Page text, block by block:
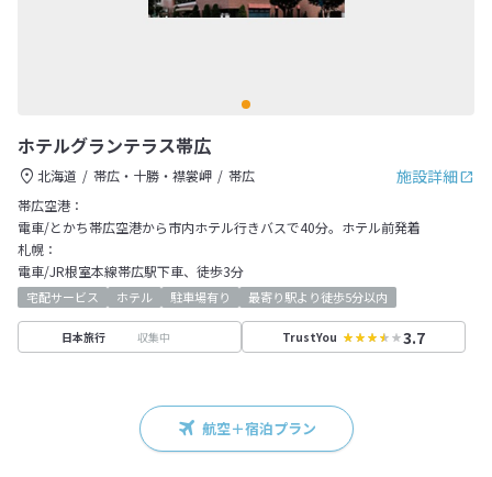
ホテルグランテラス帯広
施設詳細
北海道 帯広・十勝・襟裳岬
帯広
帯広空港：
電車/とかち帯広空港から市内ホテル行きバスで40分。ホテル前発着
札幌：
電車/JR根室本線帯広駅下車、徒歩3分
宅配サービス ホテル 駐車場有り 最寄り駅より徒歩5分以内
日本旅行 収集中 TrustYou 3.7
航空＋宿泊プラン